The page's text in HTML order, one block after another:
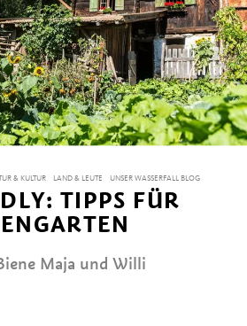
& KULTUR LAND & LEUTE UNSER WASSERFALL BLOG
TIPPS FÜR
Maja und Willi